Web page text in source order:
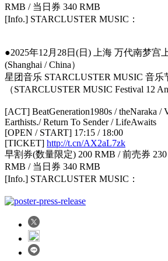
RMB / 当日券 340 RMB
[Info.] STARCLUSTER MUSIC：
●2025年12月28日(日) 上海 万代南梦宫
(Shanghai / China）
星团音乐 STARCLUSTER MUSIC 音乐
（STARCLUSTER MUSIC Festival 12
[ACT] BeatGeneration1980s / theNaraka
Earthists./ Return To Sender / LifeAwaits
[OPEN / START] 17:15 / 18:00
[TICKET] http://t.cn/AX2aL7zk
早割券(数量限定) 200 RMB / 前売券
RMB / 当日券 340 RMB
[Info.] STARCLUSTER MUSIC：